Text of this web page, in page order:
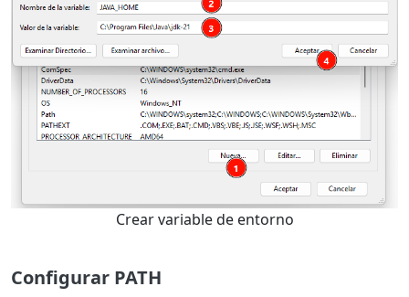
Crear variable de entorno
Configurar PATH